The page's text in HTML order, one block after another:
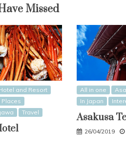
Missed
and Resort
Travel
All in one
In Japan
Asakusa
26/04/2019